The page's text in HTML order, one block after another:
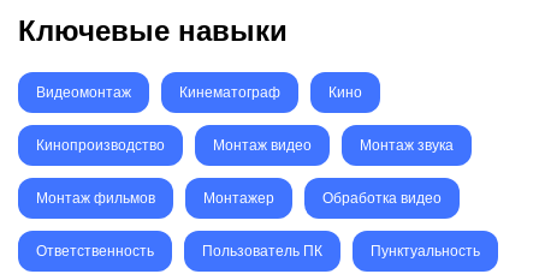
Ключевые навыки
Видеомонтаж Кинематограф Кино
Кинопроизводство Монтаж видео Монтаж звука
Монтаж фильмов Монтажер Обработка видео
Ответственность Пользователь ПК Пунктуальность